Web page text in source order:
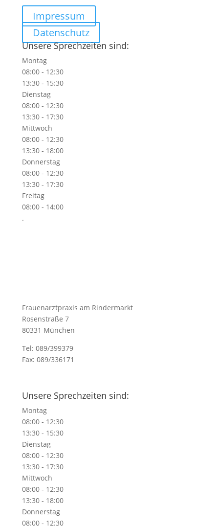
Impressum
Datenschutz
Unsere Sprechzeiten sind:
Montag
08:00 - 12:30
13:30 - 15:30
Dienstag
08:00 - 12:30
13:30 - 17:30
Mittwoch
08:00 - 12:30
13:30 - 18:00
Donnerstag
08:00 - 12:30
13:30 - 17:30
Freitag
08:00 - 14:00
.
Frauenarztpraxis am Rindermarkt
Rosenstraße 7
80331 München
Tel: 089/399379
Fax: 089/336171
Unsere Sprechzeiten sind:
Montag
08:00 - 12:30
13:30 - 15:30
Dienstag
08:00 - 12:30
13:30 - 17:30
Mittwoch
08:00 - 12:30
13:30 - 18:00
Donnerstag
08:00 - 12:30